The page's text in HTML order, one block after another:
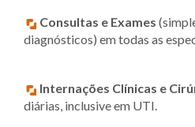
Consultas e Exames
diagnósticos) em todas as
Internações Clínicas e
diárias, inclusive em UTI.